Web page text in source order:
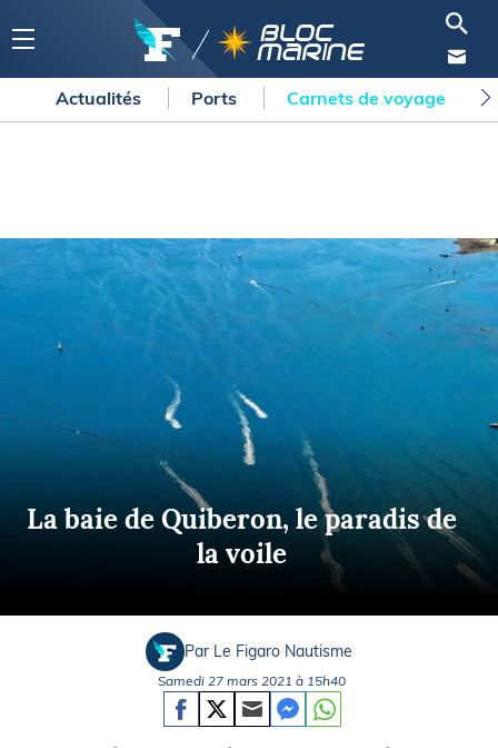
Actualités Ports Carnets de voyage
La baie de Quiberon, le paradis de
la voile
Par Le Figaro Nautisme
Samedi 27 mars 2021 à 15h40